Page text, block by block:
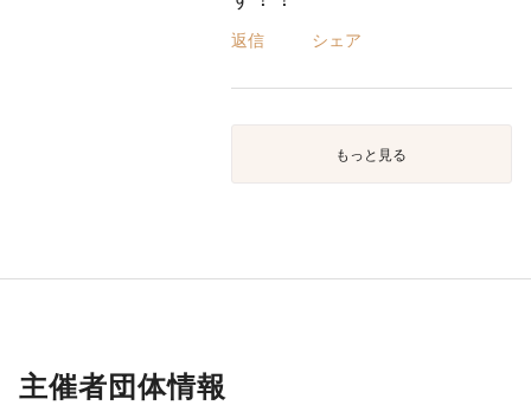
返信 シェア
もっと見る
主催者団体情報